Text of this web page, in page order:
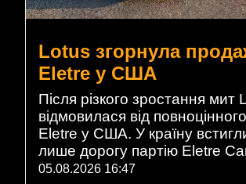
Lotus згорнула
Eletre у США
Після різкого зростання мит
відмовилася від
Eletre у США. У країну
лише дорогу партію Eletre
05.08.2026 16:47